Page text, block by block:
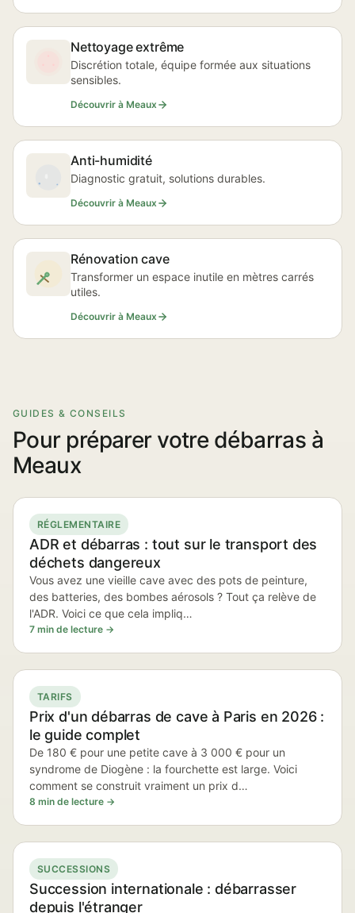
Nettoyage extrême
Discrétion totale, équipe formée aux situations
sensibles.
Découvrir à Meaux
Anti-humidité
Diagnostic gratuit, solutions durables.
Découvrir à Meaux
Rénovation cave
Transformer un espace inutile en mètres carrés
utiles.
Découvrir à Meaux
GUIDES & CONSEILS
Pour préparer votre débarras à
Meaux
RÉGLEMENTAIRE
ADR et débarras : tout sur le transport des
déchets dangereux
Vous avez une vieille cave avec des pots de peinture,
des batteries, des bombes aérosols ? Tout ça relève de
l'ADR. Voici ce que cela impliq…
7 min de lecture →
TARIFS
Prix d'un débarras de cave à Paris en 2026 :
le guide complet
De 180 € pour une petite cave à 3 000 € pour un
syndrome de Diogène : la fourchette est large. Voici
comment se construit vraiment un prix d…
8 min de lecture →
SUCCESSIONS
Succession internationale : débarrasser
depuis l'étranger